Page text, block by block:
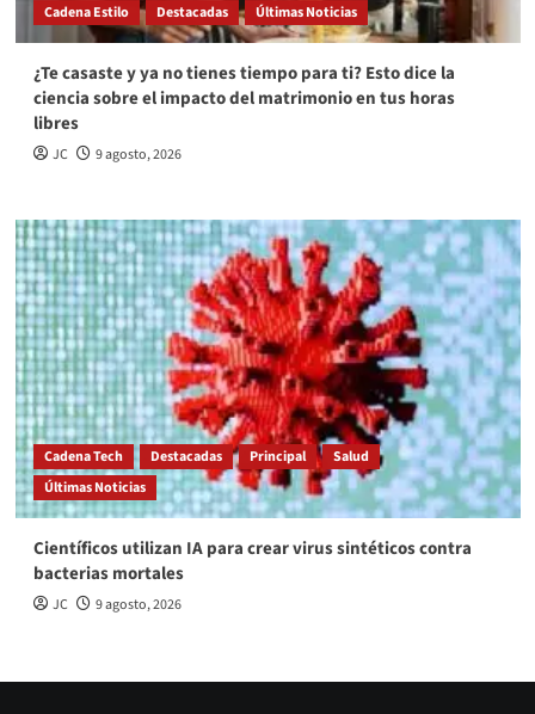
Cadena Estilo Destacadas Últimas Noticias
¿Te casaste y ya no tienes tiempo para ti? Esto dice la
ciencia sobre el impacto del matrimonio en tus horas
libres
JC 9 agosto, 2026
Cadena Tech Destacadas Principal
Salud
Últimas Noticias
Científicos utilizan IA para crear virus sintéticos contra
bacterias mortales
JC 9 agosto, 2026